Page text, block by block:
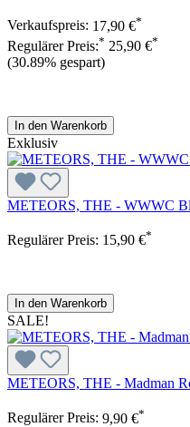
Verkaufspreis: 17,90 €*
Regulärer Preis:* 25,90 €*
(30.89% gespart)
In den Warenkorb
Exklusiv
METEORS, THE - WWWC
Regulärer Preis: 15,90 €*
In den Warenkorb
SALE!
METEORS, THE - Madman
Regulärer Preis: 9,90 €*